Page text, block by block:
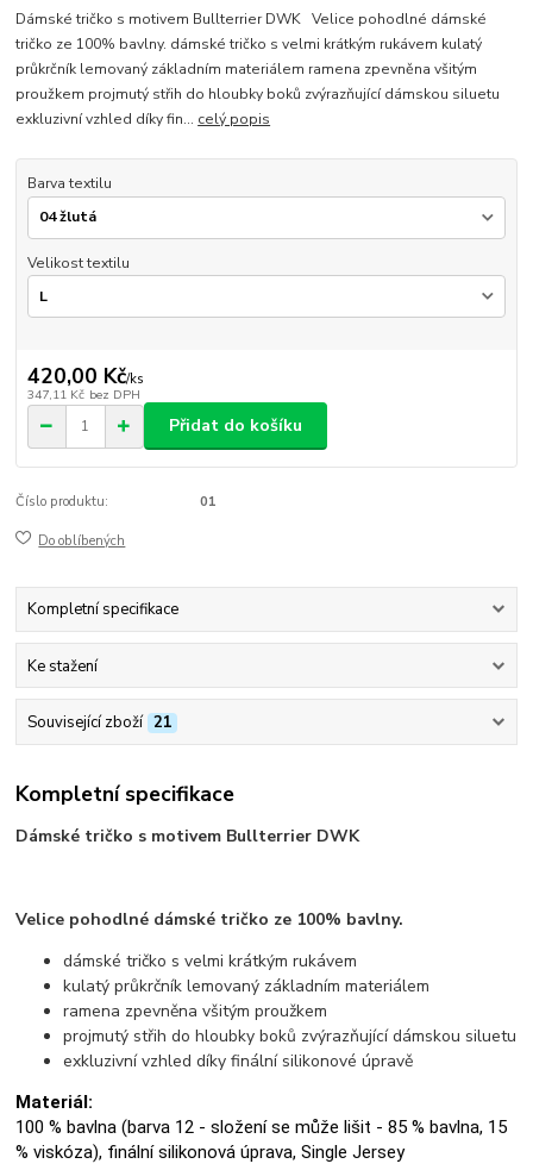
Dámské tričko s motivem Bullterrier DWK Velice pohodlné dámské
tričko ze 100% bavlny. dámské tričko s velmi krátkým rukávem kulatý
průkrčník lemovaný základním materiálem ramena zpevněna všitým
proužkem projmutý střih do hloubky boků zvýrazňující dámskou siluetu
exkluzivní vzhled díky fin... celý popis
Barva textilu
Velikost textilu
420,00 Kč/ks
347,11 Kč bez DPH
Přidat do košíku
Číslo produktu: 01
Do oblíbených
Kompletní specifikace
Ke stažení
Související zboží 21
Kompletní specifikace
Dámské tričko s motivem Bullterrier DWK
Velice pohodlné dámské tričko ze 100% bavlny.
dámské tričko s velmi krátkým rukávem
kulatý průkrčník lemovaný základním materiálem
ramena zpevněna všitým proužkem
projmutý střih do hloubky boků zvýrazňující dámskou siluetu
exkluzivní vzhled díky finální silikonové úpravě
Materiál:
100 % bavlna (barva 12 - složení se může lišit - 85 % bavlna, 15
% viskóza), finální silikonová úprava, Single Jersey